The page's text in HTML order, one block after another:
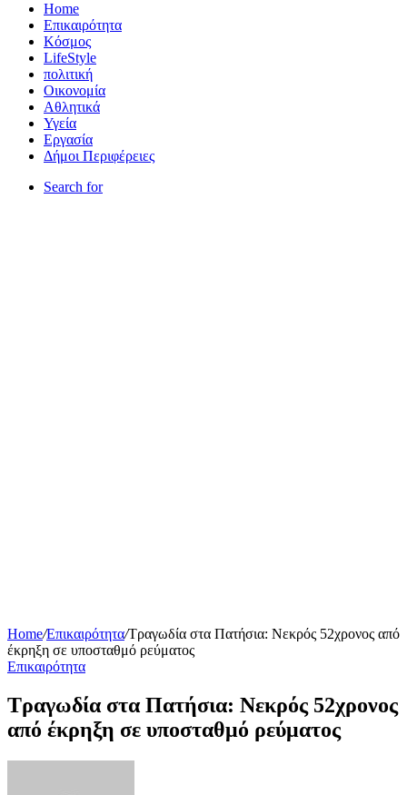
Home
Επικαιρότητα
Κόσμος
LifeStyle
πολιτική
Οικονομία
Αθλητικά
Υγεία
Εργασία
Δήμοι Περιφέρειες
Search for
Home/Επικαιρότητα/Τραγωδία στα Πατήσια: Νεκρός 52χρονος από
έκρηξη σε υποσταθμό ρεύματος
Επικαιρότητα
Τραγωδία στα Πατήσια: Νεκρός 52χρονος
από έκρηξη σε υποσταθμό ρεύματος